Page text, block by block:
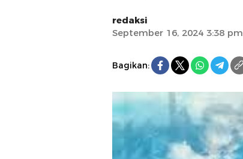
redaksi
September 16, 2024 3:38 pm
Bagikan: